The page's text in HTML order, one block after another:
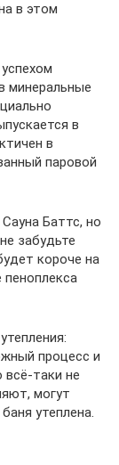
в этом
минеральные
в
в
паровой
Баттс, но
забудьте
короче на
процесс и
всё-таки не
могут
утеплена.